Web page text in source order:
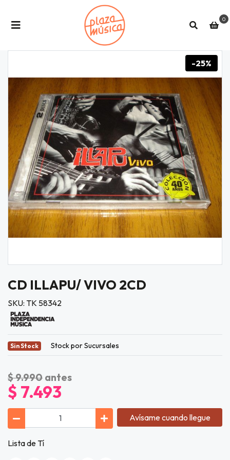
0
-25%
CD ILLAPU/ VIVO 2CD
SKU: TK 58342
Sin Stock Stock por Sucursales
$ 9.990 antes
$ 7.493
Avísame cuando llegue
Lista de Tí